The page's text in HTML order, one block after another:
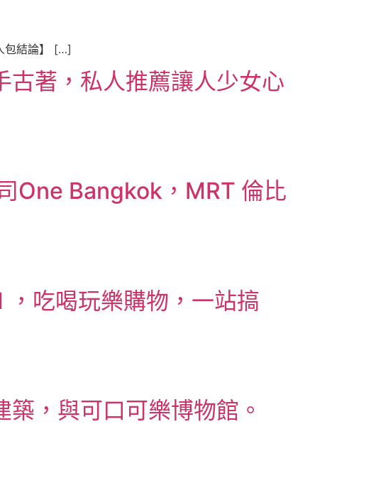
包結論】 […]
古著，私人推薦讓人少女心
One Bangkok，MRT 倫比
，吃喝玩樂購物，一站搞
築，與可口可樂博物館。